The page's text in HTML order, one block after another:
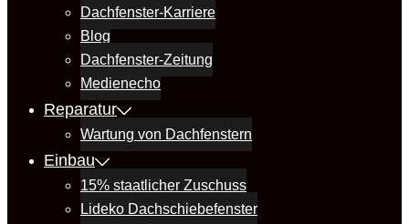
Dachfenster-Karriere
Blog
Dachfenster-Zeitung
Medienecho
Reparatur
Wartung von Dachfenstern
Einbau
15% staatlicher Zuschuss
Lideko Dachschiebefenster